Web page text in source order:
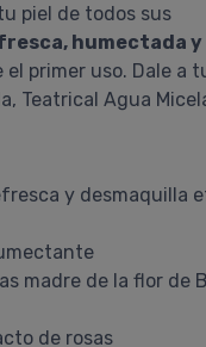
piel de todos sus
humectada y
el primer uso. Dale a
Teatrical Agua
y desmaquilla
madre de la flor de
de rosas